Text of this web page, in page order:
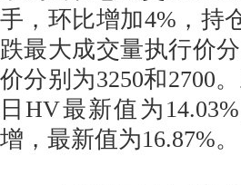
手，环比增加4%，持
跌最大成交量执行价
价分别为3250和2700
日HV最新值为
增，最新值为16.87%。